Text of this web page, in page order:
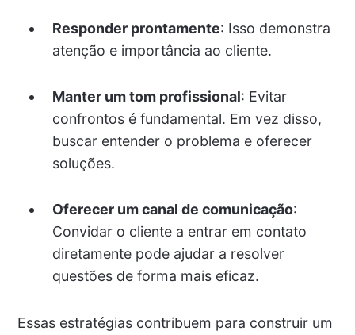
Responder prontamente: Isso demonstra
atenção e importância ao cliente.
Manter um tom profissional: Evitar
confrontos é fundamental. Em vez disso,
buscar entender o problema e oferecer
soluções.
Oferecer um canal de comunicação:
Convidar o cliente a entrar em contato
diretamente pode ajudar a resolver
questões de forma mais eficaz.
Essas estratégias contribuem para construir um